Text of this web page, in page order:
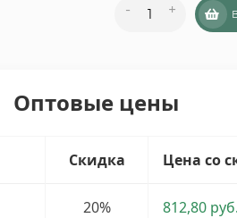
- +
Оптовые цены
Скидка Цена со
20% 812,80 руб.